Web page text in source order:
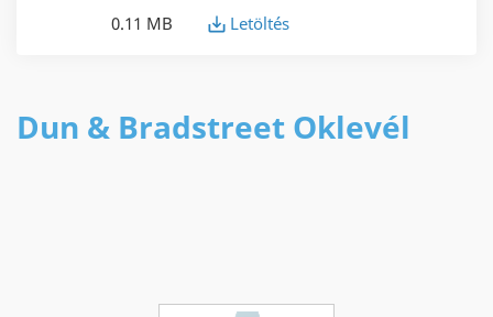
0.11 MB Letöltés
Dun & Bradstreet Oklevél